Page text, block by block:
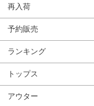
再入荷
予約販売
ランキング
トップス
アウター